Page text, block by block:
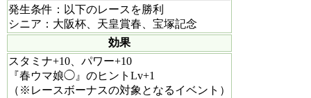
発生条件 ：以下のレースを勝利
シニア：大阪杯、天皇賞春、宝塚記念
効果
スタミナ+10、パワー+10
『春ウマ娘◯』のヒントLv+1
（※レースボーナスの対象となるイベント）